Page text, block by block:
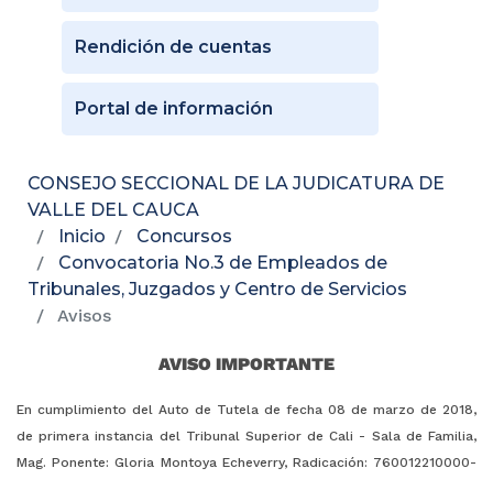
Rendición de cuentas
Portal de información
CONSEJO SECCIONAL DE LA JUDICATURA DE
VALLE DEL CAUCA
Inicio
Concursos
Convocatoria No.3 de Empleados de
Tribunales, Juzgados y Centro de Servicios
Avisos
AVISO IMPORTANTE
En cumplimiento del Auto de Tutela de fecha 08 de marzo de 2018,
de primera instancia del Tribunal Superior de Cali - Sala de Familia,
Mag. Ponente: Gloria Montoya Echeverry, Radicación: 760012210000-